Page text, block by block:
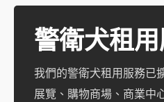
警衛犬租
我們的警衛犬租用服務已
展覽、購物商場、商業中